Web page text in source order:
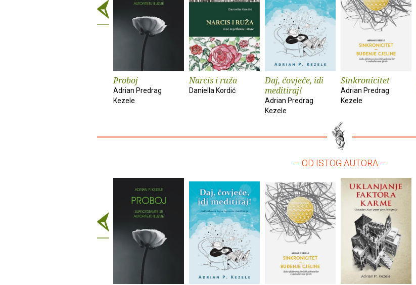
Proboj
Adrian Predrag
Kezele
Narcis i ruža
Daniella Kordić
Daj, čovječe, idi
meditiraj!
Adrian Predrag
Kezele
Sinkronicitet
Adrian Predrag
Kezele
– OD ISTOG AUTORA –